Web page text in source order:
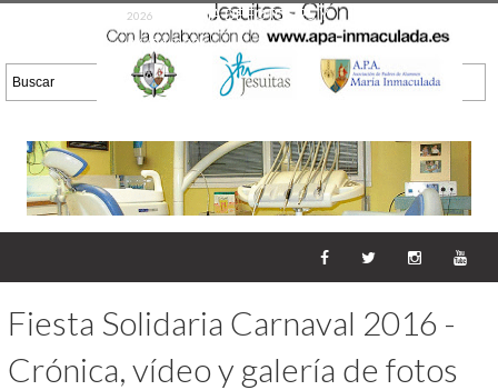
2026
GALERIA DE FOTOS 25 Y
26/04/2026
Fiesta Solidaria Carnaval 2016 -
Crónica, vídeo y galería de fotos